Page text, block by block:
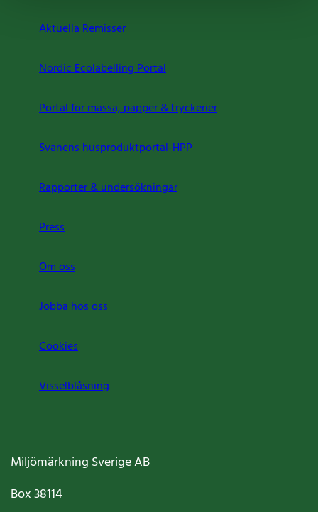
Aktuella Remisser
Nordic Ecolabelling Portal
Portal för massa, papper & tryckerier
Svanens husproduktportal-HPP
Rapporter & undersökningar
Press
Om oss
Jobba hos oss
Cookies
Visselblåsning
Miljömärkning Sverige AB
Box38114